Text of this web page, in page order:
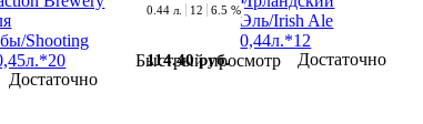
Достаточно
Быстрый просмотр
0.44 л. 12 6.5 %
114.40 руб. Достаточно